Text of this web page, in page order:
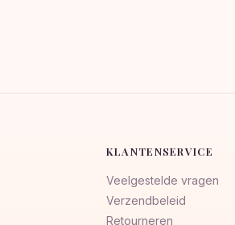
KLANTENSERVICE
Veelgestelde vragen
Verzendbeleid
Retourneren